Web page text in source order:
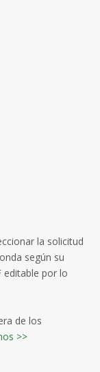
la solicitud
según su
editable por lo
de los
>>